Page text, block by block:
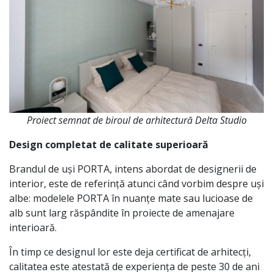
Proiect semnat de biroul de arhitectură Delta Studio
Design completat de calitate superioară
Brandul de uși PORTA, intens abordat de designerii de
interior, este de referință atunci când vorbim despre uși
albe: modelele PORTA în nuanțe mate sau lucioase de
alb sunt larg răspândite în proiecte de amenajare
interioară.
În timp ce designul lor este deja certificat de arhitecți,
calitatea este atestată de experiența de peste 30 de ani